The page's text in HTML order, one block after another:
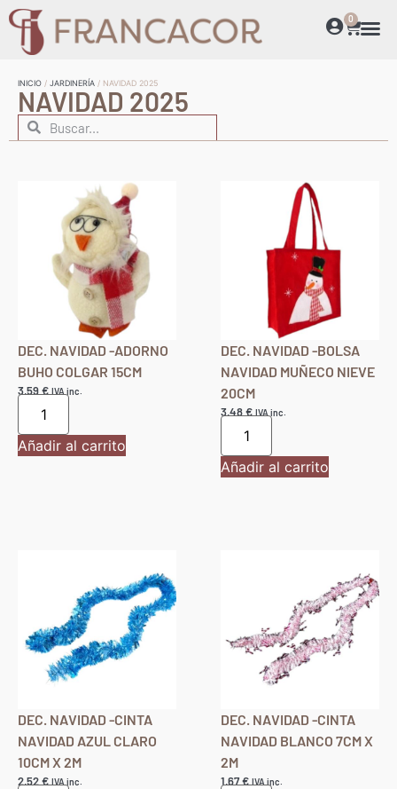
0
INICIO / JARDINERÍA / NAVIDAD 2025
NAVIDAD 2025
DEC. NAVIDAD -ADORNO
BUHO COLGAR 15CM
3,59€ IVA inc.
Añadir al carrito
DEC. NAVIDAD -BOLSA
NAVIDAD MUÑECO NIEVE
20CM
3,48€ IVA inc.
Añadir al carrito
DEC. NAVIDAD -CINTA
NAVIDAD AZUL CLARO
10CM X 2M
2,52€ IVA inc.
DEC. NAVIDAD -CINTA
NAVIDAD BLANCO 7CM X
2M
1,67€ IVA inc.